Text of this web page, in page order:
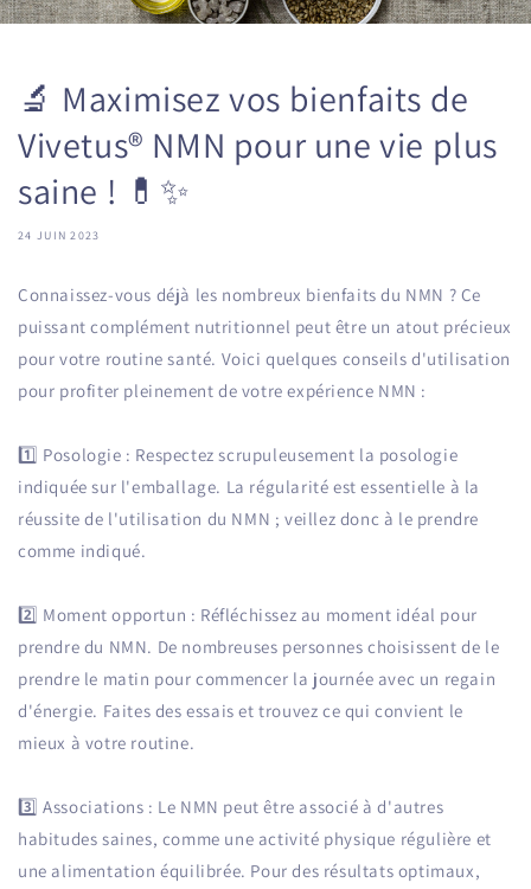
🔬 Maximisez vos bienfaits de
Vivetus® NMN pour une vie plus
saine ! 💊✨
24 JUIN 2023
Connaissez-vous déjà les nombreux bienfaits du NMN ? Ce
puissant complément nutritionnel peut être un atout précieux
pour votre routine santé. Voici quelques conseils d'utilisation
pour profiter pleinement de votre expérience NMN :
1️⃣ Posologie : Respectez scrupuleusement la posologie
indiquée sur l'emballage. La régularité est essentielle à la
réussite de l'utilisation du NMN ; veillez donc à le prendre
comme indiqué.
2️⃣ Moment opportun : Réfléchissez au moment idéal pour
prendre du NMN. De nombreuses personnes choisissent de le
prendre le matin pour commencer la journée avec un regain
d'énergie. Faites des essais et trouvez ce qui convient le
mieux à votre routine.
3️⃣ Associations : Le NMN peut être associé à d'autres
habitudes saines, comme une activité physique régulière et
une alimentation équilibrée. Pour des résultats optimaux,